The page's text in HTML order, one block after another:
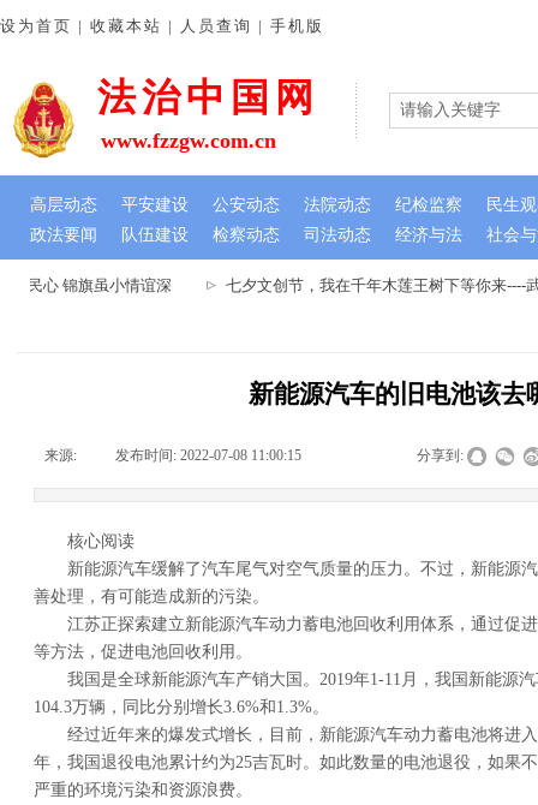
民心 锦旗虽小情谊深 七夕文创节，我在千年木莲王树下等你来----
法治中国网
政法要闻 队伍建设 检察动态 司法动态 经济与法 社会
设为首页 | 收藏本站 | 人员查询 | 手机版
www.fzzgw.com.cn
高层动态 平安建设 公安动态 法院动态 纪检监察 民生
新能源汽车的旧电池该去
来源: 发布时间: 2022-07-08 11:00:15 分享到:
核心阅读
新能源汽车缓解了汽车尾气对空气质量的压力。不过，新能源
善处理，有可能造成新的污染。
江苏正探索建立新能源汽车动力蓄电池回收利用体系，通过促
等方法，促进电池回收利用。
我国是全球新能源汽车产销大国。2019年1-11月，我国新能源
104.3万辆，同比分别增长3.6%和1.3%。
经过近年来的爆发式增长，目前，新能源汽车动力蓄电池将进
年，我国退役电池累计约为25吉瓦时。如此数量的电池退役，如果
严重的环境污染和资源浪费。